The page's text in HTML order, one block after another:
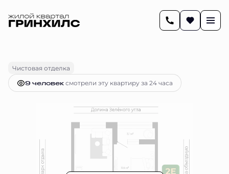
Чистовая отделка
9 человексмотрели эту квартиру за 24 часа